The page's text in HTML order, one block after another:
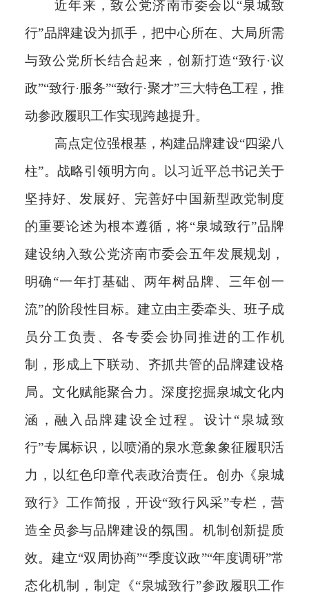
近年来，致公党济南市委会以“泉城致
行”品牌建设为抓手，把中心所在、大局所需
与致公党所长结合起来，创新打造“致行·议
政”“致行·服务”“致行·聚才”三大特色工程，推
动参政履职工作实现跨越提升。
高点定位强根基，构建品牌建设“四梁八
柱”。战略引领明方向。
以习近平总书记关于
坚持好、发展好、完善好中国新型政党制度
的重要论述为根本遵循，将“泉城致行”品牌
建设纳入致公党济南市委会五年发展规划，
明确“一年打基础、两年树品牌、三年创一
流”的阶段性目标。建立由主委牵头、班子成
员分工负责、各专委会协同推进的工作机
制，形成上下联动、齐抓共管的品牌建设格
局。 文化赋能聚合力。深度挖掘泉城文化内
涵，融入品牌建设全过程。设计“泉城致
行”专属标识，以喷涌的泉水意象象征履职活
力，以红色印章代表政治责任。创办《泉城
致行》工作简报，开设“致行风采”专栏，营
造全员参与品牌建设的氛围。 机制创新提质
效。 建立“双周协商”“季度议政”“年度调研”常
态化机制，制定《“泉城致行”参政履职工作